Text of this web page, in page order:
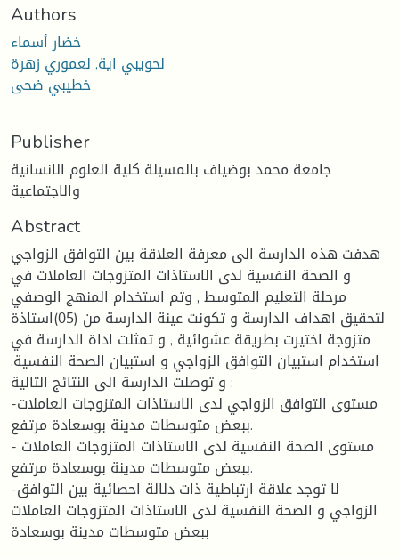
Authors
خضار أسماء
لحويبي اية, لعموري زهرة
خطيبي ضحى
Publisher
جامعة محمد بوضياف بالمسيلة كلية العلوم الانسانية
والاجتماعية
Abstract
هدفت هذه الدارسة الى معرفة العلاقة بين التوافق الزواجي
و الصحة النفسية لدى الاستاذات المتزوجات العاملات في
مرحلة التعليم المتوسط , وتم استخدام المنهج الوصفي
لتحقيق اهداف الدارسة و تكونت عينة الدارسة من (05)استاذة
متزوجة اختيرت بطريقة عشوائية , و تمثلت اداة الدارسة في
استخدام استبيان التوافق الزواجي و استبيان الصحة النفسية.
و توصلت الدارسة الى النتائج التالية :
-مستوى التوافق الزواجي لدى الاستاذات المتزوجات العاملات
ببعض متوسطات مدينة بوسعادة مرتفع.
- مستوى الصحة النفسية لدى الاستاذات المتزوجات العاملات
ببعض متوسطات مدينة بوسعادة مرتفع.
-لا توجد علاقة ارتباطية ذات دلالة احصائية بين التوافق
الزواجي و الصحة النفسية لدى الاستاذات المتزوجات العاملات
ببعض متوسطات مدينة بوسعادة